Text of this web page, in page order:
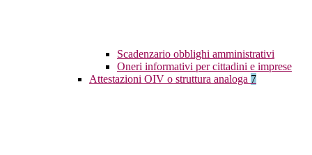
Scadenzario obblighi amministrativi
Oneri informativi per cittadini e imprese
Attestazioni OIV o struttura analoga 7